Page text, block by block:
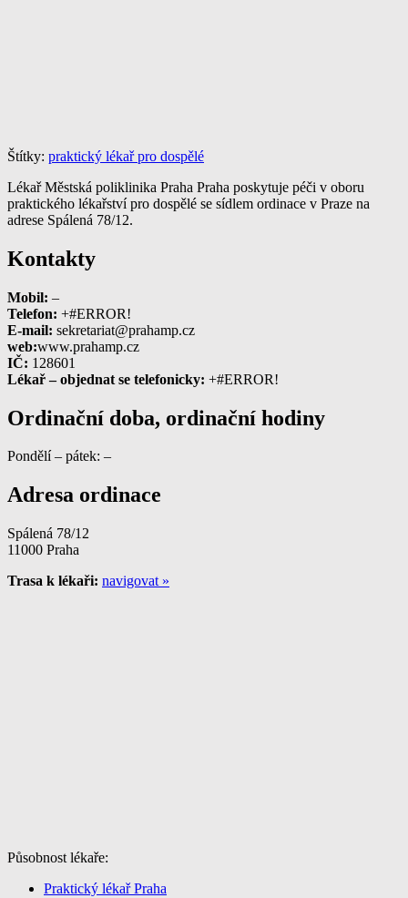
Štítky: praktický lékař pro dospělé
Lékař Městská poliklinika Praha Praha poskytuje péči v oboru
praktického lékařství pro dospělé se sídlem ordinace v Praze na
adrese Spálená 78/12.
Kontakty
Mobil: –
Telefon: +#ERROR!
E-mail: sekretariat@prahamp.cz
web:www.prahamp.cz
IČ: 128601
Lékař – objednat se telefonicky: +#ERROR!
Ordinační doba, ordinační hodiny
Pondělí – pátek: –
Adresa ordinace
Spálená 78/12
11000 Praha
Trasa k lékaři: navigovat »
Působnost lékaře:
Praktický lékař Praha